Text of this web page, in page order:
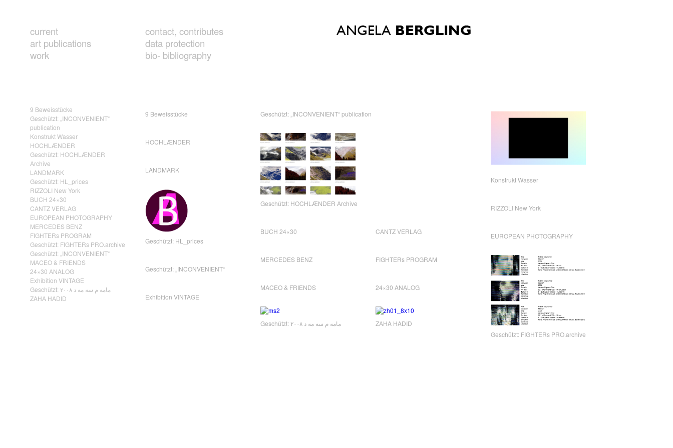
current
art publications
work
contact, contributes
data protection
bio- bibliography
9 Beweisstücke
Geschützt: „INCONVENIENT“
publication
Konstrukt Wasser
HOCHLÆNDER
Geschützt: HOCHLÆNDER
Archive
LANDMARK
Geschützt: HL_prices
RIZZOLI New York
BUCH 24×30
CANTZ VERLAG
EUROPEAN PHOTOGRAPHY
MERCEDES BENZ
FIGHTERs PROGRAM
Geschützt: FIGHTERs PRO.archive
Geschützt: „INCONVENIENT“
MACEO & FRIENDS
24×30 ANALOG
Exhibition VINTAGE
Geschützt: مامه م سه مه د ٢٠٠٨
ZAHA HADID
9 Beweisstücke Geschützt: „INCONVENIENT“ publication
Konstrukt Wasser
HOCHLÆNDER
Geschützt: HOCHLÆNDER Archive
LANDMARK
Geschützt: HL_prices
RIZZOLI New York
BUCH 24×30 CANTZ VERLAG
EUROPEAN PHOTOGRAPHY
MERCEDES BENZ FIGHTERs PROGRAM
Geschützt: FIGHTERs PRO.archive
Geschützt: „INCONVENIENT“
MACEO & FRIENDS
24×30 ANALOG
Exhibition VINTAGE
Geschützt: مامه م سه مه د ٢٠٠٨ ZAHA HADID